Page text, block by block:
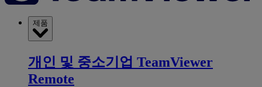
제품
개인 및 중소기업 TeamViewer
Remote